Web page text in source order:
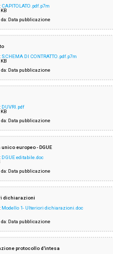
CAPITOLATO.pdf.p7m
Data pubblicazione
SCHEMA DI CONTRATTO.pdf.p7m
Data pubblicazione
DUVRI.pdf
Data pubblicazione
europeo - DGUE
DGUE editabile.doc
Data pubblicazione
dichiarazioni
Modello 1- Ulteriori dichiarazioni.doc
Data pubblicazione
protocollo d'intesa